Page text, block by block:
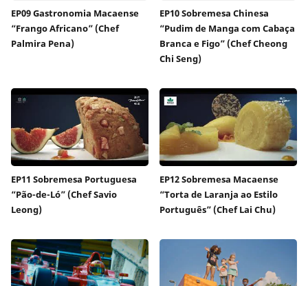
EP09 Gastronomia Macaense
“Frango Africano” (Chef
Palmira Pena)
EP10 Sobremesa Chinesa
“Pudim de Manga com Cabaça
Branca e Figo” (Chef Cheong
Chi Seng)
EP11 Sobremesa Portuguesa
“Pão-de-Ló” (Chef Savio
Leong)
EP12 Sobremesa Macaense
“Torta de Laranja ao Estilo
Português” (Chef Lai Chu)